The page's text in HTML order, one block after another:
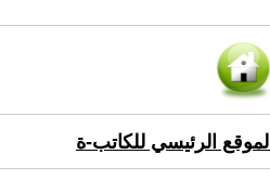
الموقع الرئيسي للكاتب-ة